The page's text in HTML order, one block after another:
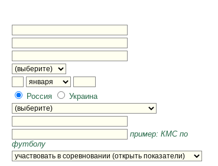
Россия
Украина
пример: КМС по
футболу